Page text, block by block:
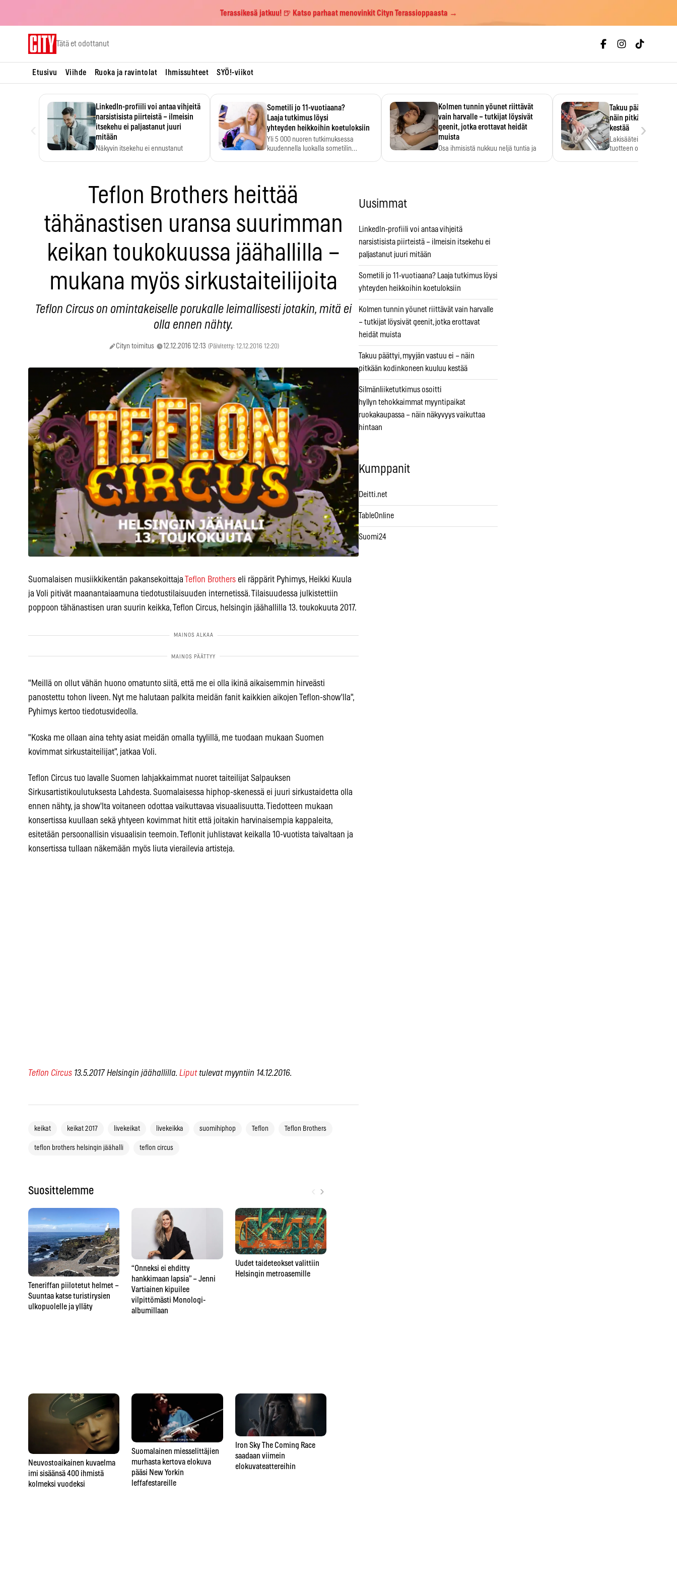
Terassikesä jatkuu! 🍺 Katso parhaat menovinkit Cityn Terassioppaasta →
Tätä et odottanut
Etusivu Viihde Ruoka ja ravintolat Ihmissuhteet SYÖ!-viikot
LinkedIn-profiili voi antaa vihjeitä
narsistisista piirteistä – ilmeisin
itsekehu ei paljastanut juuri
mitään
Näkyvin itsekehu ei ennustanut
Sometili jo 11-vuotiaana?
Laaja tutkimus löysi
yhteyden heikkoihin koetuloksiin
Yli 5 000 nuoren tutkimuksessa
kuudennella luokalla sometilin…
Kolmen tunnin yöunet riittävät
vain harvalle – tutkijat löysivät
geenit, jotka erottavat heidät
muista
Osa ihmisistä nukkuu neljä tuntia ja
Takuu päättyi,
näin pitkään
kestää
Lakisääteinen
tuotteen oletetun
›
Teflon Brothers heittää
tähänastisen uransa suurimman
keikan toukokuussa jäähallilla –
mukana myös sirkustaiteilijoita
Teflon Circus on omintakeiselle porukalle leimallisesti jotakin, mitä ei
olla ennen nähty.
Cityn toimitus 12.12.2016 12:13 (Päivitetty: 12.12.2016 12:20)
Suomalaisen musiikkikentän pakansekoittaja Teflon Brothers eli räppärit Pyhimys, Heikki Kuula
ja Voli pitivät maanantaiaamuna tiedotustilaisuuden internetissä. Tilaisuudessa julkistettiin
poppoon tähänastisen uran suurin keikka, Teflon Circus, helsingin jäähallilla 13. toukokuuta 2017.
"Meillä on ollut vähän huono omatunto siitä, että me ei olla ikinä aikaisemmin hirveästi
panostettu tohon liveen. Nyt me halutaan palkita meidän fanit kaikkien aikojen Teflon-show'lla",
Pyhimys kertoo tiedotusvideolla.
"Koska me ollaan aina tehty asiat meidän omalla tyylillä, me tuodaan mukaan Suomen
kovimmat sirkustaiteilijat", jatkaa Voli.
Teflon Circus tuo lavalle Suomen lahjakkaimmat nuoret taiteilijat Salpauksen
Sirkusartistikoulutuksesta Lahdesta. Suomalaisessa hiphop-skenessä ei juuri sirkustaidetta olla
ennen nähty, ja show'lta voitaneen odottaa vaikuttavaa visuaalisuutta. Tiedotteen mukaan
konsertissa kuullaan sekä yhtyeen kovimmat hitit että joitakin harvinaisempia kappaleita,
esitetään persoonallisin visuaalisin teemoin. Teflonit juhlistavat keikalla 10-vuotista taivaltaan ja
konsertissa tullaan näkemään myös liuta vierailevia artisteja.
Teflon Circus 13.5.2017 Helsingin jäähallilla. Liputtulevat myyntiin 14.12.2016.
keikat keikat 2017 livekeikat livekeikka suomihiphop Teflon Teflon Brothers
teflon brothers helsingin jäähalli teflon circus
Suosittelemme ›
Teneriffan piilotetut helmet –
Suuntaa katse turistirysien
ulkopuolelle ja ylläty
Neuvostoaikainen kuvaelma
imi sisäänsä 400 ihmistä
kolmeksi vuodeksi
“Onneksi ei ehditty
hankkimaan lapsia” – Jenni
Vartiainen kipuilee
vilpittömästi Monologi-
albumillaan
Suomalainen miesselittäjien
murhasta kertova elokuva
pääsi New Yorkin
leffafestareille
Uudet taideteokset valittiin
Helsingin metroasemille
Iron Sky The Coming Race
saadaan viimein
elokuvateattereihin
Uusimmat
LinkedIn-profiili voi antaa vihjeitä
narsistisista piirteistä – ilmeisin itsekehu ei
paljastanut juuri mitään
Sometili jo 11-vuotiaana? Laaja tutkimus löysi
yhteyden heikkoihin koetuloksiin
Kolmen tunnin yöunet riittävät vain harvalle
– tutkijat löysivät geenit, jotka erottavat
heidät muista
Takuu päättyi, myyjän vastuu ei – näin
pitkään kodinkoneen kuuluu kestää
Silmänliiketutkimus osoitti
hyllyn tehokkaimmat myyntipaikat
ruokakaupassa – näin näkyvyys vaikuttaa
hintaan
Kumppanit
Deitti.net
TableOnline
Suomi24